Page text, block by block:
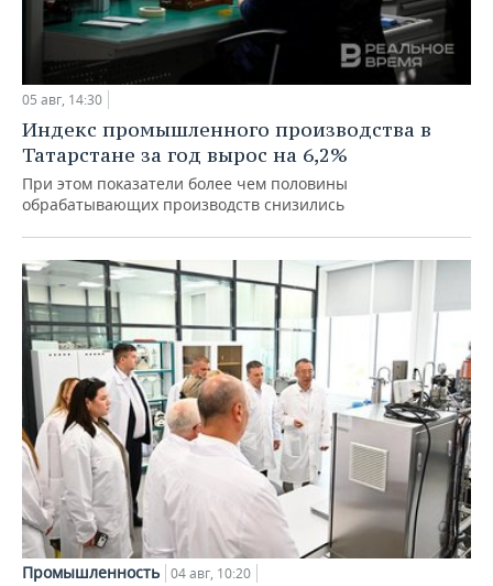
05 авг, 14:30
Индекс промышленного производства в
Татарстане за год вырос на 6,2%
При этом показатели более чем половины
обрабатывающих производств снизились
Промышленность 04 авг, 10:20